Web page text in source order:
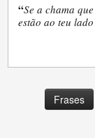
“Se a chama
estão ao teu
Frases